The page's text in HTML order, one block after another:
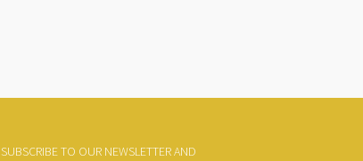
SUBSCRIBE TO OUR NEWSLETTER AND